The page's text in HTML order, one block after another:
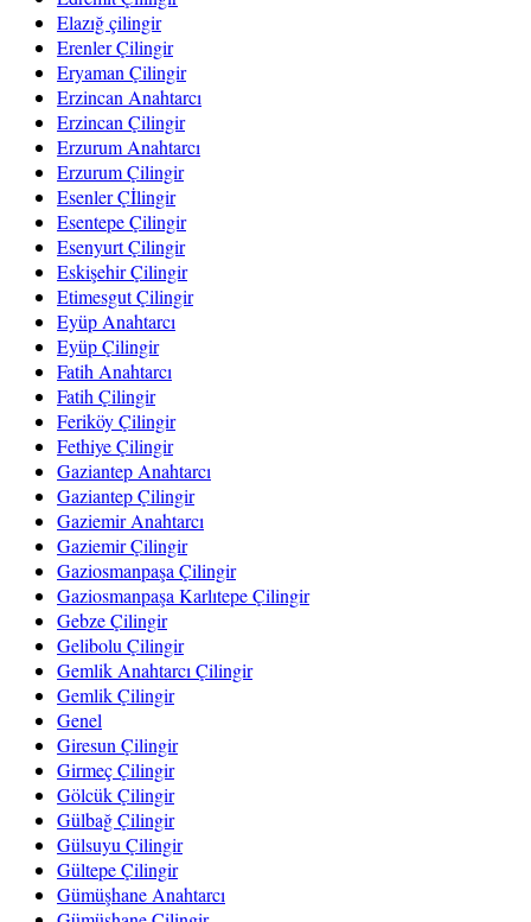
Elazığ çilingir
Erenler Çilingir
Eryaman Çilingir
Erzincan Anahtarcı
Erzincan Çilingir
Erzurum Anahtarcı
Erzurum Çilingir
Esenler Çİlingir
Esentepe Çilingir
Esenyurt Çilingir
Eskişehir Çilingir
Etimesgut Çilingir
Eyüp Anahtarcı
Eyüp Çilingir
Fatih Anahtarcı
Fatih Çilingir
Feriköy Çilingir
Fethiye Çilingir
Gaziantep Anahtarcı
Gaziantep Çilingir
Gaziemir Anahtarcı
Gaziemir Çilingir
Gaziosmanpaşa Çilingir
Gaziosmanpaşa Karlıtepe Çilingir
Gebze Çilingir
Gelibolu Çilingir
Gemlik Anahtarcı Çilingir
Gemlik Çilingir
Genel
Giresun Çilingir
Girmeç Çilingir
Gölcük Çilingir
Gülbağ Çilingir
Gülsuyu Çilingir
Gültepe Çilingir
Gümüşhane Anahtarcı